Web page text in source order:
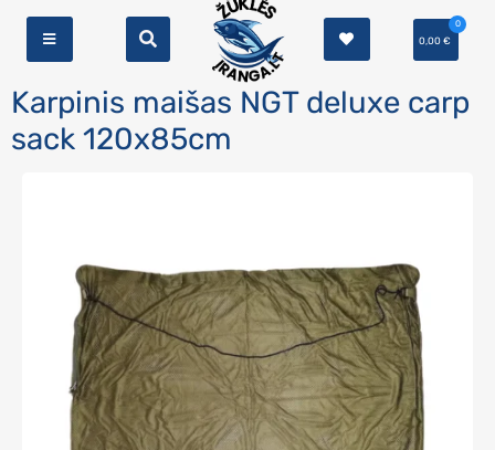
0,00€
0
Karpinis maišas NGT deluxe carp
sack 120x85cm